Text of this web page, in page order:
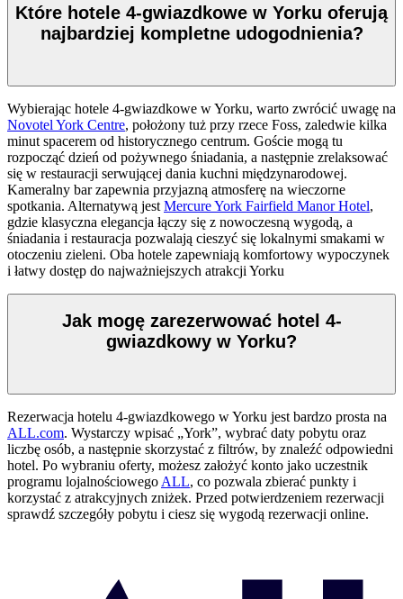
Które hotele 4-gwiazdkowe w Yorku oferują
najbardziej kompletne udogodnienia?
Wybierając hotele 4-gwiazdkowe w Yorku, warto zwrócić uwagę na
Novotel York Centre, położony tuż przy rzece Foss, zaledwie kilka
minut spacerem od historycznego centrum. Goście mogą tu
rozpocząć dzień od pożywnego śniadania, a następnie zrelaksować
się w restauracji serwującej dania kuchni międzynarodowej.
Kameralny bar zapewnia przyjazną atmosferę na wieczorne
spotkania. Alternatywą jest Mercure York Fairfield Manor Hotel,
gdzie klasyczna elegancja łączy się z nowoczesną wygodą, a
śniadania i restauracja pozwalają cieszyć się lokalnymi smakami w
otoczeniu zieleni. Oba hotele zapewniają komfortowy wypoczynek
i łatwy dostęp do najważniejszych atrakcji Yorku
Jak mogę zarezerwować hotel 4-
gwiazdkowy w Yorku?
Rezerwacja hotelu 4-gwiazdkowego w Yorku jest bardzo prosta na
ALL.com. Wystarczy wpisać „York”, wybrać daty pobytu oraz
liczbę osób, a następnie skorzystać z filtrów, by znaleźć odpowiedni
hotel. Po wybraniu oferty, możesz założyć konto jako uczestnik
programu lojalnościowego ALL, co pozwala zbierać punkty i
korzystać z atrakcyjnych zniżek. Przed potwierdzeniem rezerwacji
sprawdź szczegóły pobytu i ciesz się wygodą rezerwacji online.